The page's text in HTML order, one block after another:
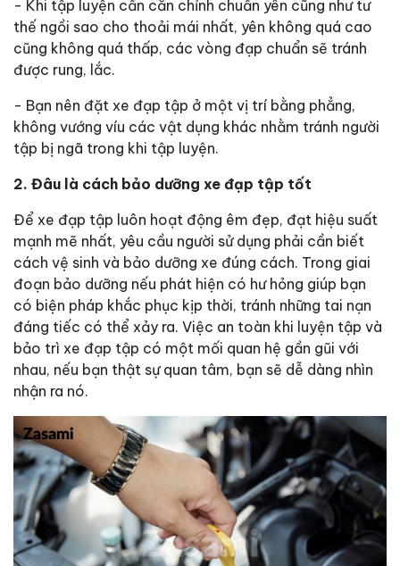
- Khi tập luyện cần căn chỉnh chuẩn yên cũng như tư
thế ngồi sao cho thoải mái nhất, yên không quá cao
cũng không quá thấp, các vòng đạp chuẩn sẽ tránh
được rung, lắc.
- Bạn nên đặt xe đạp tập ở một vị trí bằng phẳng,
không vướng víu các vật dụng khác nhằm tránh người
tập bị ngã trong khi tập luyện.
2. Đâu là cách bảo dưỡng xe đạp tập tốt
Để xe đạp tập luôn hoạt động êm đẹp, đạt hiệu suất
mạnh mẽ nhất, yêu cầu người sử dụng phải cần biết
cách vệ sinh và bảo dưỡng xe đúng cách. Trong giai
đoạn bảo dưỡng nếu phát hiện có hư hỏng giúp bạn
có biện pháp khắc phục kịp thời, tránh những tai nạn
đáng tiếc có thể xảy ra. Việc an toàn khi luyện tập và
bảo trì xe đạp tập có một mối quan hệ gần gũi với
nhau, nếu bạn thật sự quan tâm, bạn sẽ dễ dàng nhìn
nhận ra nó.